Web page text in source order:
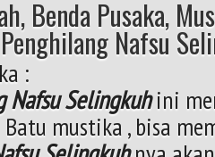
Benda Pusaka,
Penghilang Nafsu
:
Nafsu Selingkuhini
mustika , bisa